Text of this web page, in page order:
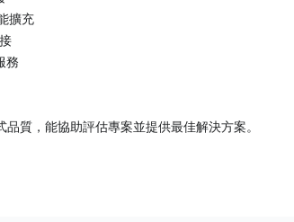
擴充
務
質，能協助評估專案並提供最佳解決方案。